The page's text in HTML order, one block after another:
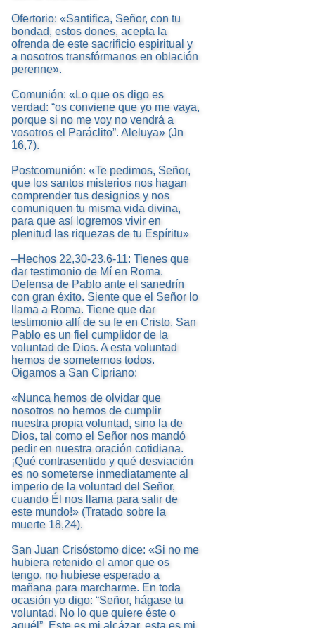
Ofertorio: «Santifica, Señor, con tu
bondad, estos dones, acepta la
ofrenda de este sacrificio espiritual y
a nosotros transfórmanos en oblación
perenne».
Comunión: «Lo que os digo es
verdad: “os conviene que yo me vaya,
porque si no me voy no vendrá a
vosotros el Paráclito”. Aleluya» (Jn
16,7).
Postcomunión: «Te pedimos, Señor,
que los santos misterios nos hagan
comprender tus designios y nos
comuniquen tu misma vida divina,
para que así logremos vivir en
plenitud las riquezas de tu Espíritu»
–Hechos 22,30-23.6-11: Tienes que
dar testimonio de Mí en Roma.
Defensa de Pablo ante el sanedrín
con gran éxito. Siente que el Señor lo
llama a Roma. Tiene que dar
testimonio allí de su fe en Cristo. San
Pablo es un fiel cumplidor de la
voluntad de Dios. A esta voluntad
hemos de someternos todos.
Oigamos a San Cipriano:
«Nunca hemos de olvidar que
nosotros no hemos de cumplir
nuestra propia voluntad, sino la de
Dios, tal como el Señor nos mandó
pedir en nuestra oración cotidiana.
¡Qué contrasentido y qué desviación
es no someterse inmediatamente al
imperio de la voluntad del Señor,
cuando Él nos llama para salir de
este mundo!» (Tratado sobre la
muerte 18,24).
San Juan Crisóstomo dice: «Si no me
hubiera retenido el amor que os
tengo, no hubiese esperado a
mañana para marcharme. En toda
ocasión yo digo: “Señor, hágase tu
voluntad. No lo que quiere éste o